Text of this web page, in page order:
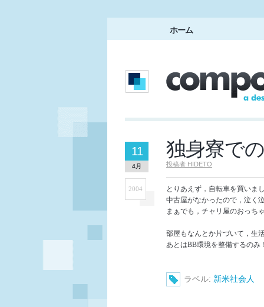
ホーム
独身寮で
投稿者 HIDETO
11
4月
2004
とりあえず，自転車を買いま
中古屋がなかったので，泣く
まぁでも，チャリ屋のおっち
部屋もなんとか片づいて，生
あとはBB環境を整備するのみ
ラベル: 新米社会人